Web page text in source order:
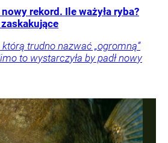
rekord. Ile ważyła ryba?
którą trudno nazwać „ogromną”
to wystarczyła by padł nowy